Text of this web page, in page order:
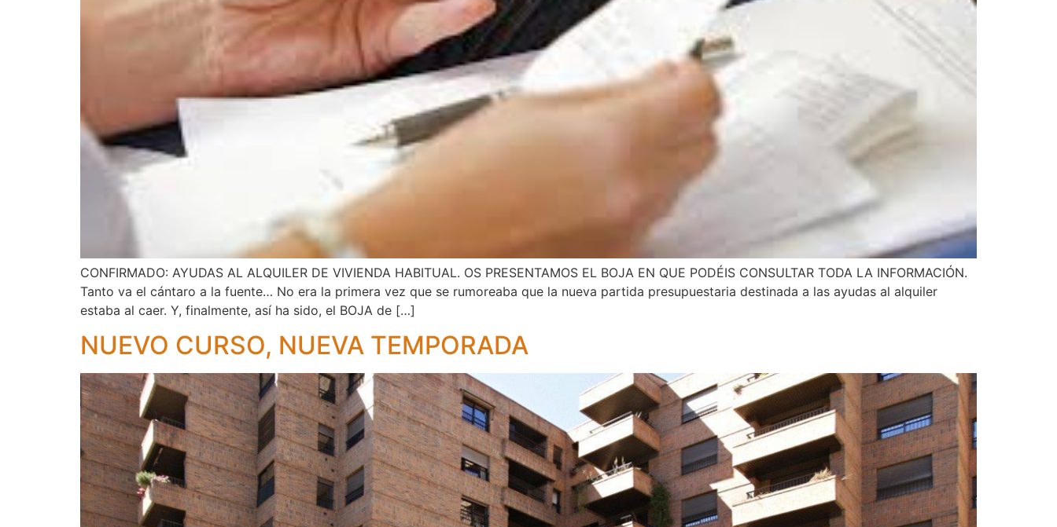
CONFIRMADO: AYUDAS AL ALQUILER DE VIVIENDA HABITUAL. OS PRESENTAMOS EL BOJA EN QUE PODÉIS CONSULTAR TODA LA INFORMACIÓN.
Tanto va el cántaro a la fuente… No era la primera vez que se rumoreaba que la nueva partida presupuestaria destinada a las ayudas al alquiler
estaba al caer. Y, finalmente, así ha sido, el BOJA de […]
NUEVO CURSO, NUEVA TEMPORADA